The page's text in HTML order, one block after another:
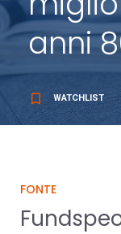
anni
bookmark_border WATCHLIST
FONTE